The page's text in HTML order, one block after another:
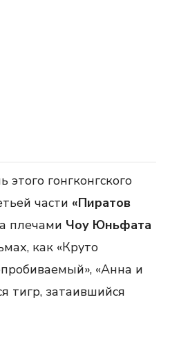
гонгконгского
части «Пиратов
плечами Чоу Юньфата
как «Круто
«Анна и
тигр, затаившийся